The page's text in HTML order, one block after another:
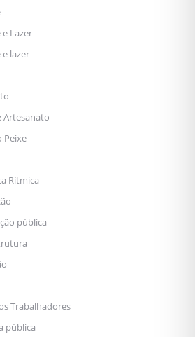
Lazer
e lazer
Artesanato
Peixe
Rítmica
pública
Trabalhadores
pública